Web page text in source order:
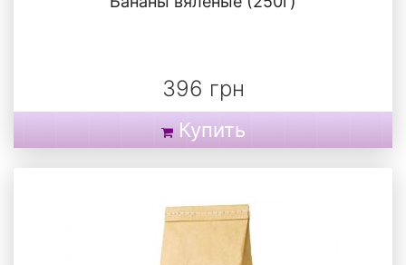
396 грн
Купить